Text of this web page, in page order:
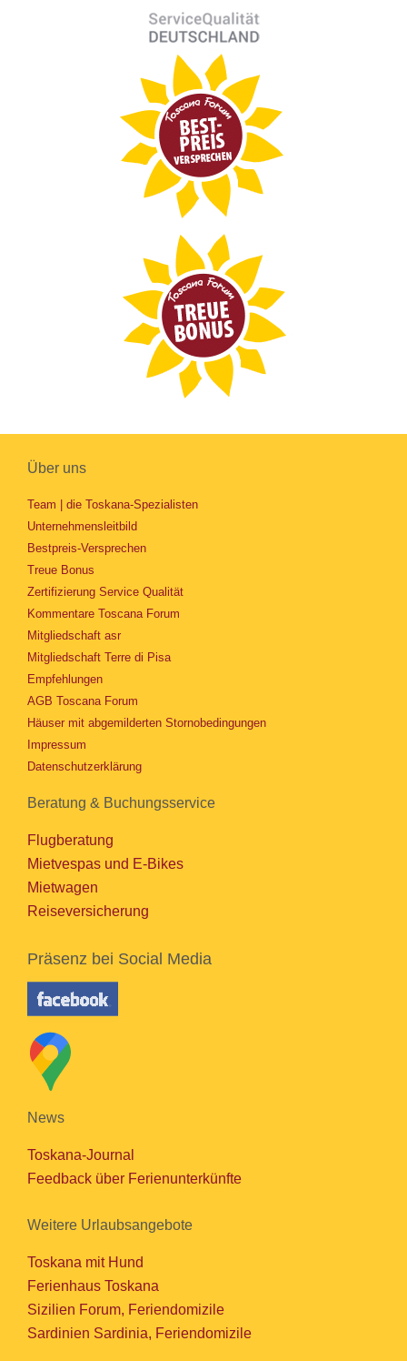
Über uns
Team | die Toskana-Spezialisten
Unternehmensleitbild
Bestpreis-Versprechen
Treue Bonus
Zertifizierung Service Qualität
Kommentare Toscana Forum
Mitgliedschaft asr
Mitgliedschaft Terre di Pisa
Empfehlungen
AGB Toscana Forum
Häuser mit abgemilderten Stornobedingungen
Impressum
Datenschutzerklärung
Beratung & Buchungsservice
Flugberatung
Mietvespas und E-Bikes
Mietwagen
Reiseversicherung
Präsenz bei Social Media
News
Toskana-Journal
Feedback über Ferienunterkünfte
Weitere Urlaubsangebote
Toskana mit Hund
Ferienhaus Toskana
Sizilien Forum, Feriendomizile
Sardinien Sardinia, Feriendomizile